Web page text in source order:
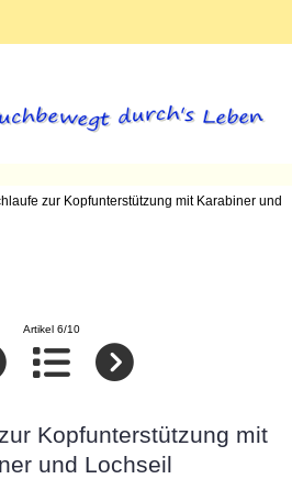
zur Kopfunterstützung mit Karabiner und
Artikel 6/10
Kopfunterstützung mit
und Lochseil